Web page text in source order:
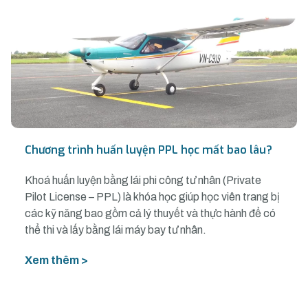
Chương trình huấn luyện PPL học mất bao lâu?
Khoá huấn luyện bằng lái phi công tư nhân (Private
Pilot License – PPL) là khóa học giúp học viên trang bị
các kỹ năng bao gồm cả lý thuyết và thực hành để có
thể thi và lấy bằng lái máy bay tư nhân.
Xem thêm >